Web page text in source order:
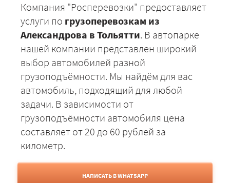
Компания "Росперевозки" предоставляет
услуги по грузоперевозкам из
Александрова в Тольятти. В автопарке
нашей компании представлен широкий
выбор автомобилей разной
грузоподъёмности. Мы найдём для вас
автомобиль, подходящий для любой
задачи. В зависимости от
грузоподъёмности автомобиля цена
составляет от 20 до 60 рублей за
километр.
НАПИСАТЬ В WHATSAPP